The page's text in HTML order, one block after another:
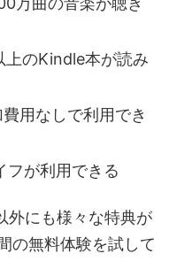
のKindle本が読み
用なしで利用でき
が利用できる
外にも様々な特典が
の無料体験を試して